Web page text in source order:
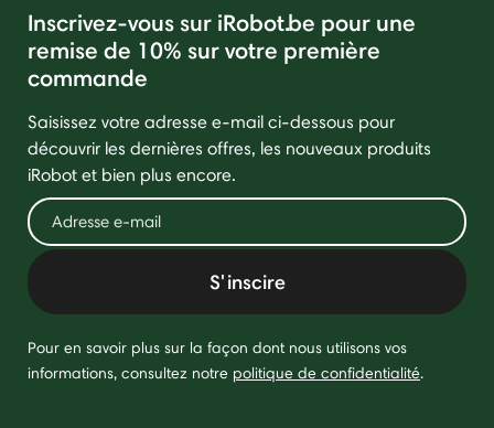
Inscrivez-vous sur iRobot.be pour une
remise de 10% sur votre première
commande
Saisissez votre adresse e-mail ci-dessous pour
découvrir les dernières offres, les nouveaux produits
iRobot et bien plus encore.
S'inscire
Pour en savoir plus sur la façon dont nous utilisons vos
informations, consultez notre politique de confidentialité.